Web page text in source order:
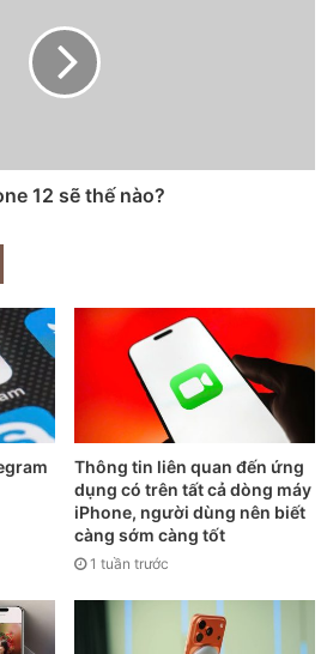
Còn màn hình 6,7 inch là của
12 Pro Max. Kích thước 6,1 inch
12 Max và 12 Pro.
iPhone. Thay vì bộ khung bo tròn
phẳng giống iPhone 5s và SE đời
đây.
12 sẽ thế nào?
Thông tin liên quan đến ứng
dụng có trên tất cả dòng máy
iPhone, người dùng nên biết
càng sớm càng tốt
1 tuần trước